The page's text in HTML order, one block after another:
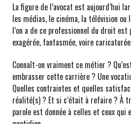
La figure de l’avocat est aujourd’hui
les médias, le cinéma, la télévision ou
l’on a de ce professionnel du droit
exagérée, fantasmée, voire
Connaît-on vraiment ce métier ?
embrasser cette carrière ? Une
Quelles contraintes et quelles
réalité(s) ? Et si c’était à refaire ? À
parole est donnée à celles et ceux qui